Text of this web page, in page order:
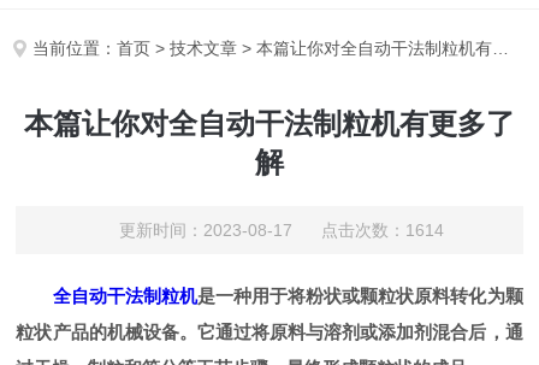
当前位置：首页 >技术文章 > 本篇让你对全自动干法制粒机有更多了解
本篇让你对全自动干法制粒机有更多了
解
更新时间：2023-08-17 点击次数：1614
全自动干法制粒机是一种用于将粉状或颗粒状原料转化为颗
粒状产品的机械设备。它通过将原料与溶剂或添加剂混合后，通